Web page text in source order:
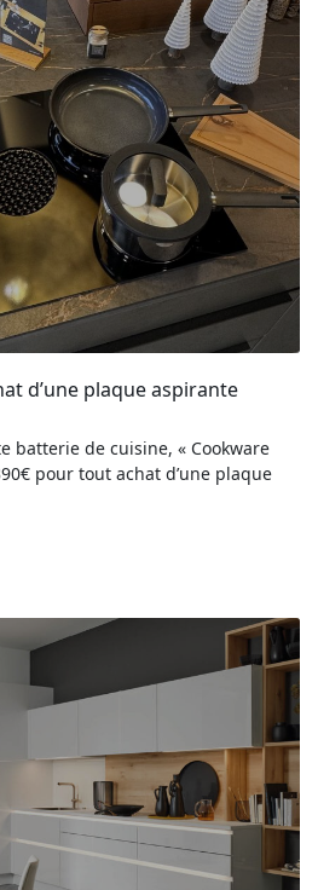
d’une plaque aspirante
batterie de cuisine, « Cookware
pour tout achat d’une plaque